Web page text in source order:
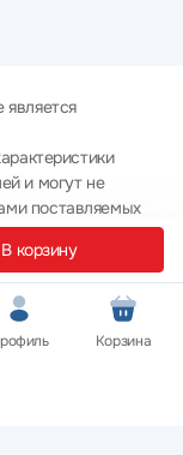
В корзину
и могут не
поставляемых
при
Корзина